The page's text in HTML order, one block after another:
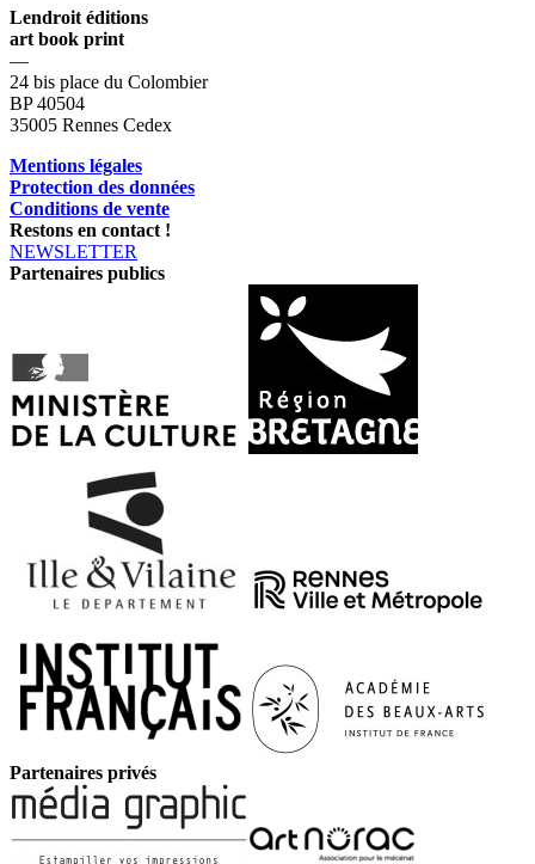
Lendroit éditions
art book print
—
24 bis place du Colombier
BP 40504
35005 Rennes Cedex
Mentions légales
Protection des données
Conditions de vente
Restons en contact !
NEWSLETTER
Partenaires publics
Partenaires privés